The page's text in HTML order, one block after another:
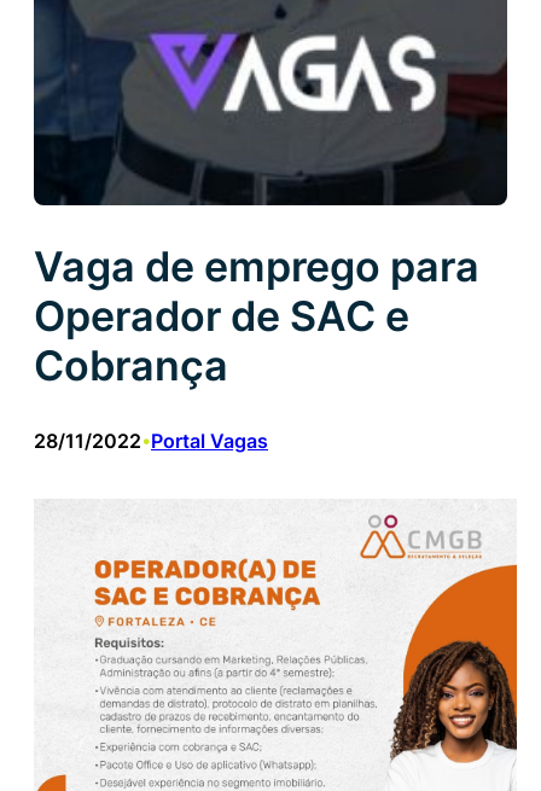
Vaga de emprego para
Operador de SAC e
Cobrança
28/11/2022•Portal Vagas